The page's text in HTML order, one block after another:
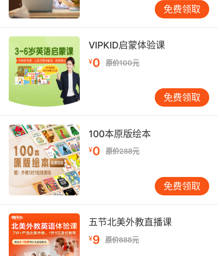
1.Where is the department store around here?
请问附近的百货商店在哪里？
2. Are there any unusual things produced
in there?
这里有什么特产吗？
3.Could you recommend a good shop？
为我介绍一个好商店吗？
4.Could you tell me how to get there?
能买到纪念品？
6. What time do you open/close?
免费领取
VIPKID启蒙体验课
¥0 原价100元
免费领取
100本原版绘本
¥0 原价288元
免费领取
五节北美外教直播课
¥9 原价888元